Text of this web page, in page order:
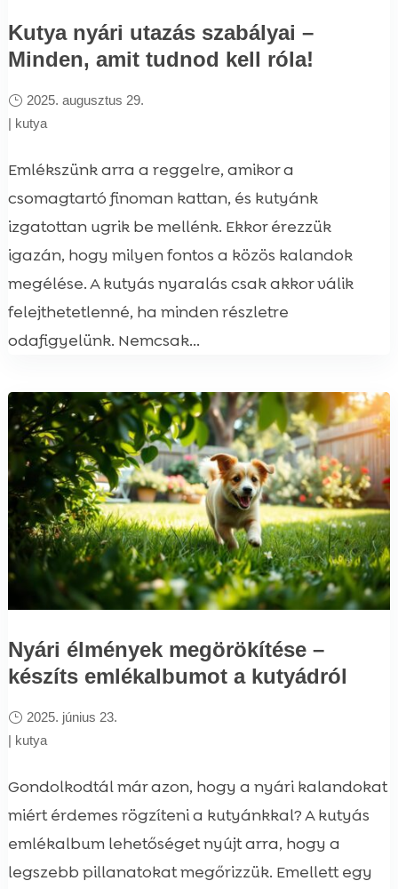
Kutya nyári utazás szabályai –
Minden, amit tudnod kell róla!
2025. augusztus 29.
| kutya
Emlékszünk arra a reggelre, amikor a
csomagtartó finoman kattan, és kutyánk
izgatottan ugrik be mellénk. Ekkor érezzük
igazán, hogy milyen fontos a közös kalandok
megélése. A kutyás nyaralás csak akkor válik
felejthetetlenné, ha minden részletre
odafigyelünk. Nemcsak...
Nyári élmények megörökítése –
készíts emlékalbumot a kutyádról
2025. június 23.
| kutya
Gondolkodtál már azon, hogy a nyári kalandokat
miért érdemes rögzíteni a kutyánkkal? A kutyás
emlékalbum lehetőséget nyújt arra, hogy a
legszebb pillanatokat megőrizzük. Emellett egy